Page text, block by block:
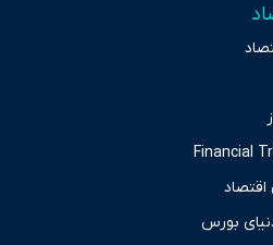
کرده و در کنار تحلیل آمارها،
اثرگذار بر اقتصاد را با رویکردی
بورس